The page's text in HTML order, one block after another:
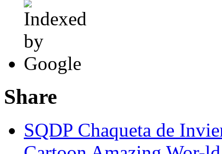
Share
SQDP Chaqueta de